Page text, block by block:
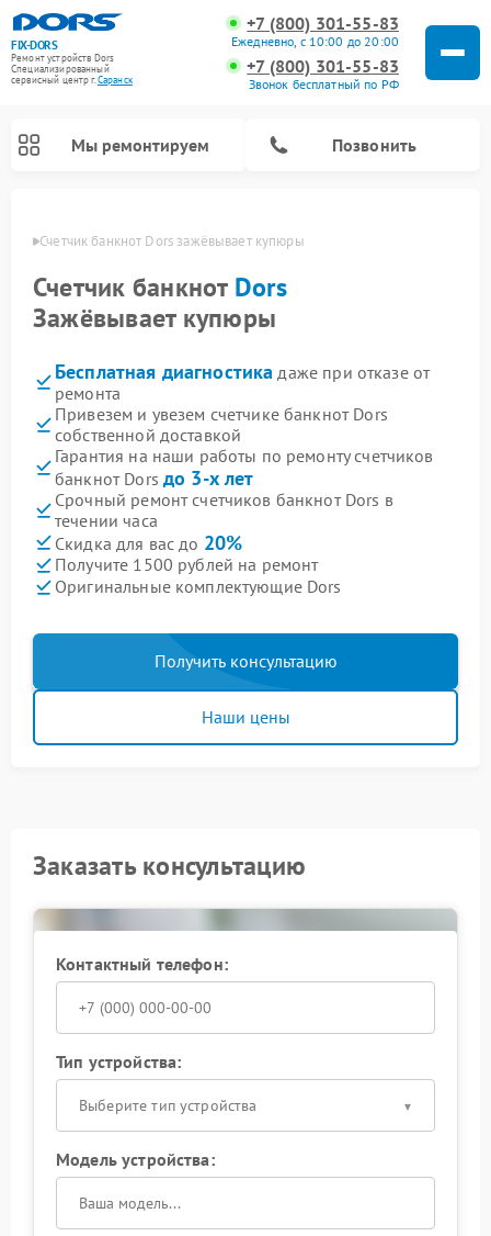
FIX-DORS
Ремонт устройств Dors
Специализированный
cервисный центр г.Саранск
+7 (800) 301-55-83
Ежедневно, с 10:00 до 20:00
+7 (800) 301-55-83
Звонок бесплатный по РФ
Мы ремонтируем Позвонить
Счетчик банкнот Dors зажёвывает купюры
Счетчик банкнот Dors
Зажёвывает купюры
Бесплатная диагностика даже при отказе от
ремонта
Привезем и увезем счетчике банкнот Dors
собственной доставкой
Гарантия на наши работы по ремонту счетчиков
банкнот Dors до 3-х лет
Срочный ремонт счетчиков банкнот Dors в
течении часа
Скидка для вас до 20%
Получите 1500 рублей на ремонт
Оригинальные комплектующие Dors
Получить консультацию
Наши цены
Заказать консультацию
Контактный телефон:
Тип устройства:
Выберите тип устройства
Модель устройства: